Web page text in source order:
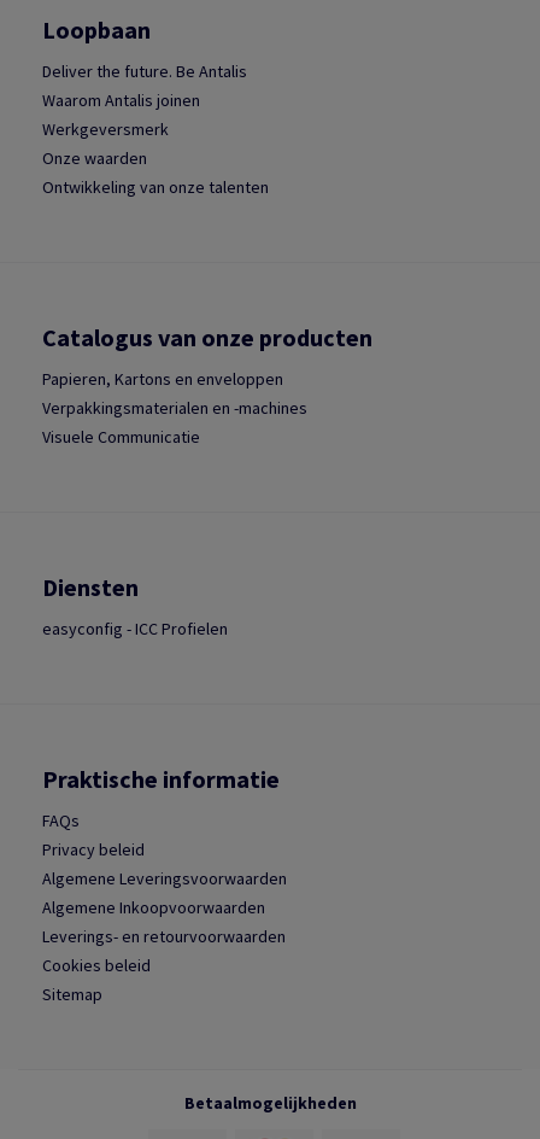
Loopbaan
Deliver the future. Be Antalis
Waarom Antalis joinen
Werkgeversmerk
Onze waarden
Ontwikkeling van onze talenten
Catalogus van onze producten
Papieren, Kartons en enveloppen
Verpakkingsmaterialen en -machines
Visuele Communicatie
Diensten
easyconfig - ICC Profielen
Praktische informatie
FAQs
Privacy beleid
Algemene Leveringsvoorwaarden
Algemene Inkoopvoorwaarden
Leverings- en retourvoorwaarden
Cookies beleid
Sitemap
Betaalmogelijkheden